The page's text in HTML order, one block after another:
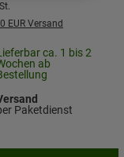
EUR Versand
ca. 1 bis 2
ab
Paketdienst